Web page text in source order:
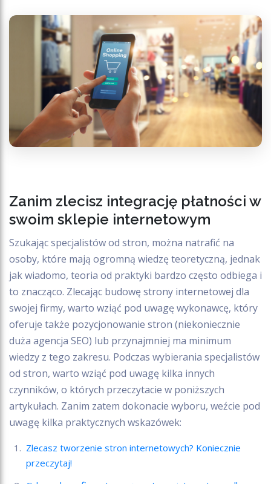
Zanim zlecisz integrację płatności w
swoim sklepie internetowym
Szukając specjalistów od stron, można natrafić na
osoby, które mają ogromną wiedzę teoretyczną, jednak
jak wiadomo, teoria od praktyki bardzo często odbiega i
to znacząco. Zlecając budowę strony internetowej dla
swojej firmy, warto wziąć pod uwagę wykonawcę, który
oferuje także pozycjonowanie stron (niekoniecznie
duża agencja SEO) lub przynajmniej ma minimum
wiedzy z tego zakresu. Podczas wybierania specjalistów
od stron, warto wziąć pod uwagę kilka innych
czynników, o których przeczytacie w poniższych
artykułach. Zanim zatem dokonacie wyboru, weźcie pod
uwagę kilka praktycznych wskazówek:
Zlecasz tworzenie stron internetowych? Koniecznie
przeczytaj!